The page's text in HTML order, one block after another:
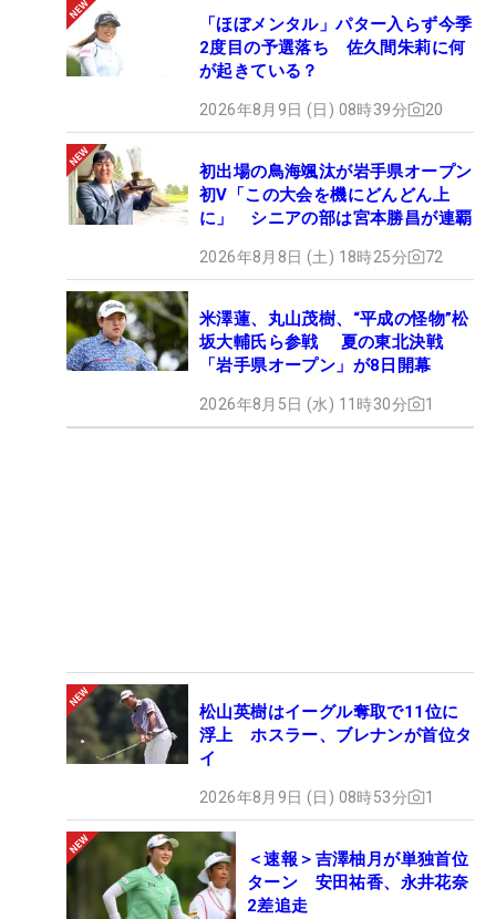
「ほぼメンタル」パター入らず今季
2度目の予選落ち 佐久間朱莉に何
が起きている？
2026年8月9日 (日) 08時39分 20
初出場の鳥海颯汰が岩手県オープン
初V「この大会を機にどんどん上
に」 シニアの部は宮本勝昌が連覇
2026年8月8日 (土) 18時25分 72
米澤蓮、丸山茂樹、“平成の怪物”松
坂大輔氏ら参戦 夏の東北決戦
「岩手県オープン」が8日開幕
2026年8月5日 (水) 11時30分 1
松山英樹はイーグル奪取で11位に
浮上 ホスラー、ブレナンが首位タ
イ
2026年8月9日 (日) 08時53分 1
＜速報＞吉澤柚月が単独首位
ターン 安田祐香、永井花奈
2差追走